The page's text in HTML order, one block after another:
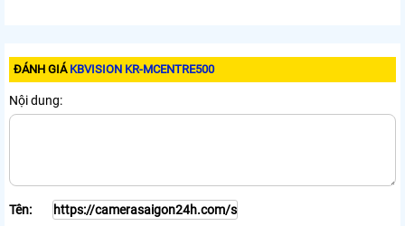
ĐÁNH GIÁ KBVISION KR-MCENTRE500
Nội dung:
Tên: